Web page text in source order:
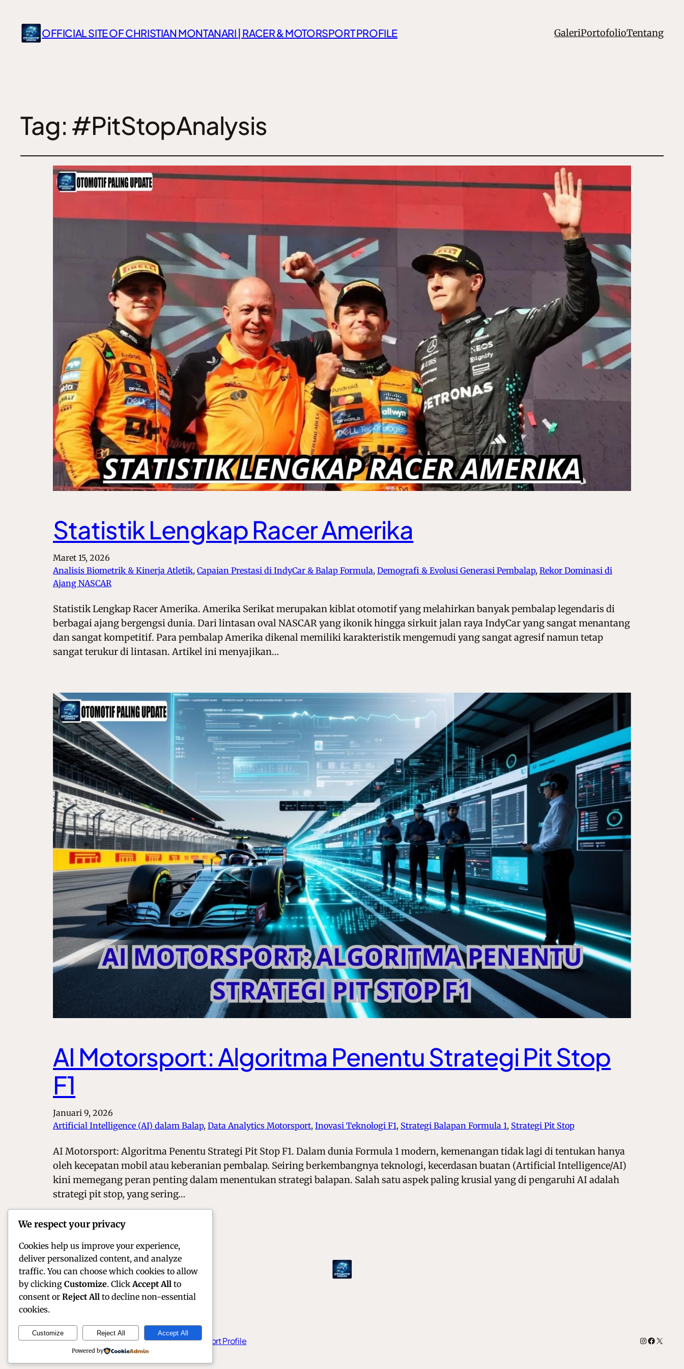
OFFICIAL SITE OF CHRISTIAN MONTANARI | RACER & MOTORSPORT PROFILE GaleriPortofolioTentang
Tag: #PitStopAnalysis
Statistik Lengkap Racer Amerika
Maret 15, 2026
Analisis Biometrik & Kinerja Atletik, Capaian Prestasi di IndyCar & Balap Formula, Demografi & Evolusi Generasi Pembalap, Rekor Dominasi di
Ajang NASCAR
Statistik Lengkap Racer Amerika. Amerika Serikat merupakan kiblat otomotif yang melahirkan banyak pembalap legendaris di
berbagai ajang bergengsi dunia. Dari lintasan oval NASCAR yang ikonik hingga sirkuit jalan raya IndyCar yang sangat menantang
dan sangat kompetitif. Para pembalap Amerika dikenal memiliki karakteristik mengemudi yang sangat agresif namun tetap
sangat terukur di lintasan. Artikel ini menyajikan…
AI Motorsport: Algoritma Penentu Strategi Pit Stop
F1
Januari 9, 2026
Artificial Intelligence (AI) dalam Balap, Data Analytics Motorsport, Inovasi Teknologi F1, Strategi Balapan Formula 1, Strategi Pit Stop
AI Motorsport: Algoritma Penentu Strategi Pit Stop F1. Dalam dunia Formula 1 modern, kemenangan tidak lagi di tentukan hanya
oleh kecepatan mobil atau keberanian pembalap. Seiring berkembangnya teknologi, kecerdasan buatan (Artificial Intelligence/AI)
kini memegang peran penting dalam menentukan strategi balapan. Salah satu aspek paling krusial yang di pengaruhi AI adalah
strategi pit stop, yang sering…
Official Site of Christian Montanari | Racer & Motorsport Profile Instagram
Facebook
X
We respect your privacy
Cookies help us improve your experience,
deliver personalized content, and analyze
traffic. You can choose which cookies to allow
by clicking Customize. ClickAccept All to
consent or Reject All to decline non-essential
cookies.
Customize Reject All Accept All
Powered by